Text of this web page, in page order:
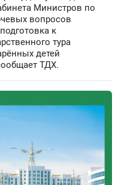
Министров по
вопросов
к
тура
детей
ТДХ.